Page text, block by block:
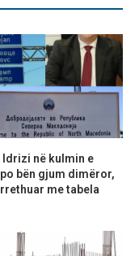
në kulmin e
bën gjum dimëror,
me tabela